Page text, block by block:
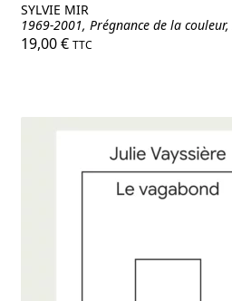
SYLVIE MIR
1969-2001, Prégnance de la
19,00€ TTC